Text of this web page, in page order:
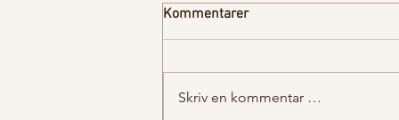
Hevefrie bagels
Kommentarer
Skriv en kommentar …